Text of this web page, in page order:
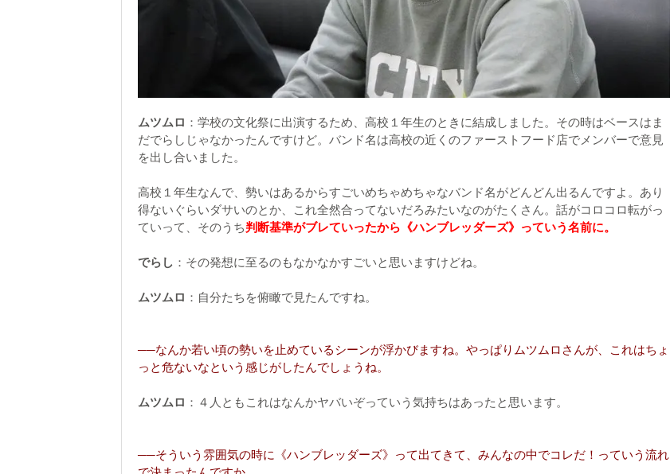
ムツムロ ：学校の文化祭に出演するため、高校１年生のときに結成しました。その時はベースはま
だでらしじゃなかったんですけど。バンド名は高校の近くのファーストフード店でメンバーで意見
を出し合いました。
高校１年生なんで、勢いはあるからすごいめちゃめちゃなバンド名がどんどん出るんですよ。あり
得ないぐらいダサいのとか、これ全然合ってないだろみたいなのがたくさん。話がコロコロ転がっ
ていって、そのうち判断基準がブレていったから《ハンブレッダーズ》っていう名前に。
でらし ：その発想に至るのもなかなかすごいと思いますけどね。
ムツムロ ：自分たちを俯瞰で見たんですね。
──なんか若い頃の勢いを止めているシーンが浮かびますね。やっぱりムツムロさんが、これはちょ
っと危ないなという感じがしたんでしょうね。
ムツムロ ：４人ともこれはなんかヤバいぞっていう気持ちはあったと思います。
──そういう雰囲気の時に《ハンブレッダーズ》って出てきて、みんなの中でコレだ！っていう流れ